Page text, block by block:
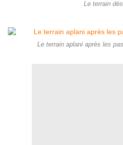
Le terrain
Le terrain aplani après les